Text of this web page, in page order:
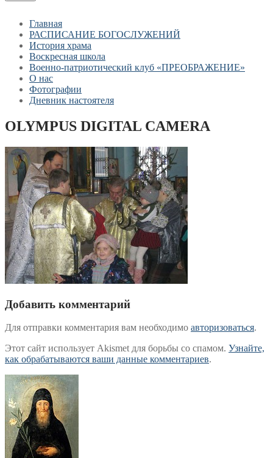
Главная
РАСПИСАНИЕ БОГОСЛУЖЕНИЙ
История храма
Воскресная школа
Военно-патриотический клуб «ПРЕОБРАЖЕНИЕ»
О нас
Фотографии
Дневник настоятеля
OLYMPUS DIGITAL CAMERA
Добавить комментарий
Для отправки комментария вам необходимо авторизоваться.
Этот сайт использует Akismet для борьбы со спамом. Узнайте,
как обрабатываются ваши данные комментариев.